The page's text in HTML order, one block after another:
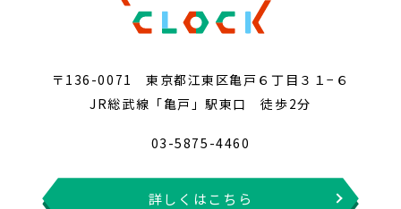
〒136-0071 東京都江東区亀戸６丁目３１−６
JR総武線「亀戸」駅東口 徒歩2分
03-5875-4460
詳しくはこちら